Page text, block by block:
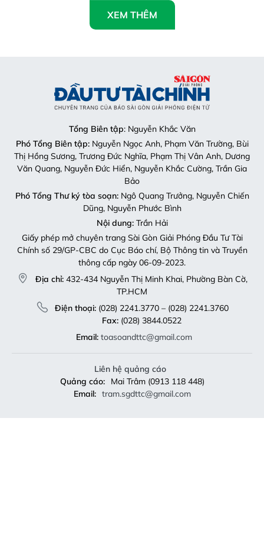
XEM THÊM
Tổng Biên tập: Nguyễn Khắc Văn
Phó Tổng Biên tập:Nguyễn Ngọc Anh, Phạm Văn Trường, Bùi
Thị Hồng Sương, Trương Đức Nghĩa, Phạm Thị Vân Anh, Dương
Văn Quang, Nguyễn Đức Hiển, Nguyễn Khắc Cường, Trần Gia
Bảo
Phó Tổng Thư ký tòa soạn:Ngô Quang Trưởng, Nguyễn Chiến
Dũng, Nguyễn Phước Bình
Nội dung:Trần Hải
Giấy phép mở chuyên trang Sài Gòn Giải Phóng Đầu Tư Tài
Chính số 29/GP-CBC do Cục Báo chí, Bộ Thông tin và Truyền
thông cấp ngày 06-09-2023.
Địa chỉ: 432-434 Nguyễn Thị Minh Khai, Phường Bàn Cờ,
TP.HCM
Điện thoại:(028) 2241.3770 – (028) 2241.3760
Fax:(028) 3844.0522
Email: toasoandttc@gmail.com
Liên hệ quảng cáo
Quảng cáo:
Mai Trâm (0913 118 448)
Email: tram.sgdttc@gmail.com